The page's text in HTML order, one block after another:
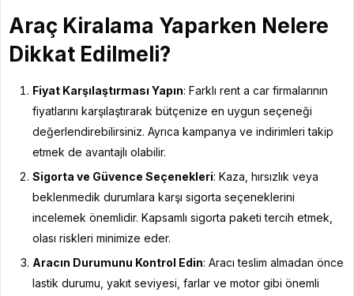
Araç Kiralama Yaparken Nelere
Dikkat Edilmeli?
Fiyat Karşılaştırması Yapın: Farklı rent a car firmalarının
fiyatlarını karşılaştırarak bütçenize en uygun seçeneği
değerlendirebilirsiniz. Ayrıca kampanya ve indirimleri takip
etmek de avantajlı olabilir.
Sigorta ve Güvence Seçenekleri: Kaza, hırsızlık veya
beklenmedik durumlara karşı sigorta seçeneklerini
incelemek önemlidir. Kapsamlı sigorta paketi tercih etmek,
olası riskleri minimize eder.
Aracın Durumunu Kontrol Edin: Aracı teslim almadan önce
lastik durumu, yakıt seviyesi, farlar ve motor gibi önemli